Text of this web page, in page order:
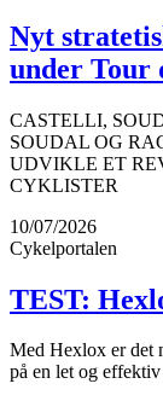
Nyt
under Tour
CASTELLI,
SOUDAL OG
UDVIKLE ET
CYKLISTER
10/07/2026
Cykelportalen
TEST:
Med Hexlox er det
på en let og effektiv